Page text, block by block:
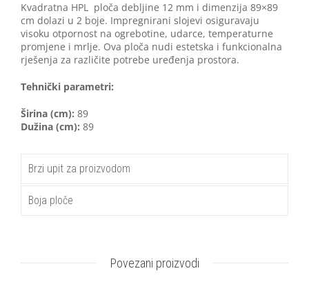
Kvadratna HPL ploča debljine 12 mm i dimenzija 89×89
cm dolazi u 2 boje. Impregnirani slojevi osiguravaju
visoku otpornost na ogrebotine, udarce, temperaturne
promjene i mrlje. Ova ploča nudi estetska i funkcionalna
rješenja za različite potrebe uređenja prostora.
Tehnički parametri:
Širina (cm): 89
Dužina (cm): 89
Brzi upit za proizvodom
Boja ploče
Povezani proizvodi